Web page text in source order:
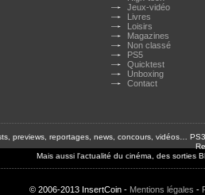
Jeux-vidéo
Livres
Loisirs
Magazines
Non classé
PS5
Quicktest
Unboxing
Contact
previews, reportages, news, concours, vidéos…
Mais aussi l'actualité du cinéma, des sorties
© 2006-2013 InsertCoin - Mentions légales -